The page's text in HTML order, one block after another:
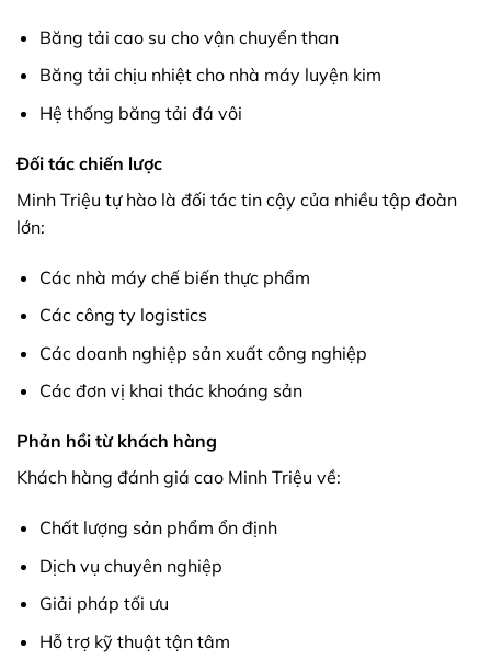
Băng tải cao su cho vận chuyển than
Băng tải chịu nhiệt cho nhà máy luyện kim
Hệ thống băng tải đá vôi
Đối tác chiến lược
Minh Triệu tự hào là đối tác tin cậy của nhiều tập đoàn
lớn:
Các nhà máy chế biến thực phẩm
Các công ty logistics
Các doanh nghiệp sản xuất công nghiệp
Các đơn vị khai thác khoáng sản
Phản hồi từ khách hàng
Khách hàng đánh giá cao Minh Triệu về:
Chất lượng sản phẩm ổn định
Dịch vụ chuyên nghiệp
Giải pháp tối ưu
Hỗ trợ kỹ thuật tận tâm